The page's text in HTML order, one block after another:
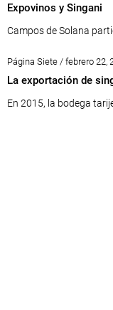
Expovinos y Singani
Campos de Solana
Página Siete / febrero 22,
La exportación de
En 2015, la bodega